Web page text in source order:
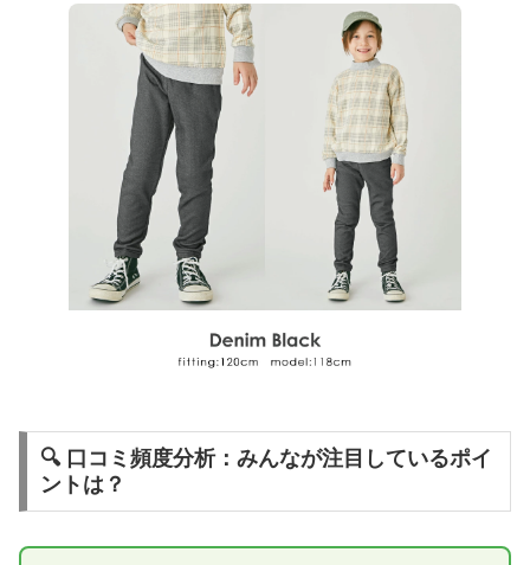
🔍 口コミ頻度分析：みんなが注目しているポイ
ントは？